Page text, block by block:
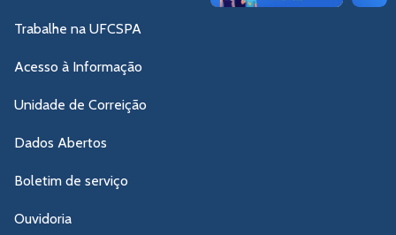
Trabalhe na UFCSPA
Acesso à Informação
Unidade de Correição
Dados Abertos
Boletim de serviço
Ouvidoria